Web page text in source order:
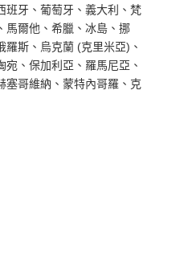
班牙、葡萄牙、義大利、梵
馬爾他、希臘、冰島、挪
羅斯、烏克蘭 (克里米亞)、
、保加利亞、羅馬尼亞、
塞哥維納、蒙特內哥羅、克